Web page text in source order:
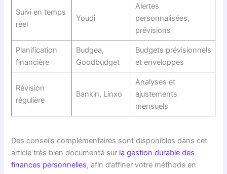
Suivi en temps
réel
Youdi
Alertes
personnalisées,
prévisions
Planification
financière
Budgea,
Goodbudget
Budgets prévisionnels
et enveloppes
Révision
régulière
Bankin, Linxo
Analyses et
ajustements
mensuels
Des conseils complémentaires sont disponibles dans cet
article très bien documenté sur la gestion durable des
finances personnelles, afin d’affiner votre méthode en